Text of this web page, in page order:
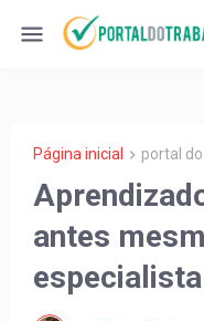
Página inicial portal
antes
especialista